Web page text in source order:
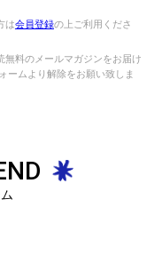
は会員登録の上ご利用くださ
料のメールマガジンをお届け
ームより解除をお願い致しま